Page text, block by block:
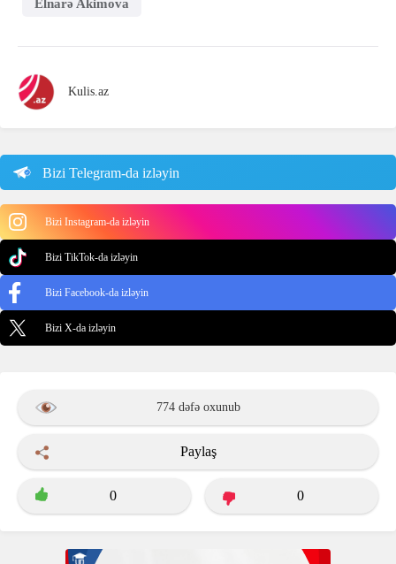
Elnarə Akimova
Kulis.az
Bizi Telegram-da izləyin
Bizi Instagram-da izləyin
Bizi TikTok-da izləyin
Bizi Facebook-da izləyin
Bizi X-da izləyin
774 dəfə oxunub
Paylaş
0 0